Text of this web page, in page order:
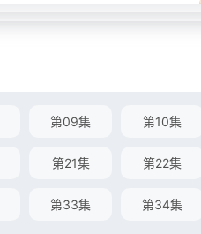
第09集 第10集
第21集 第22集
第33集 第34集